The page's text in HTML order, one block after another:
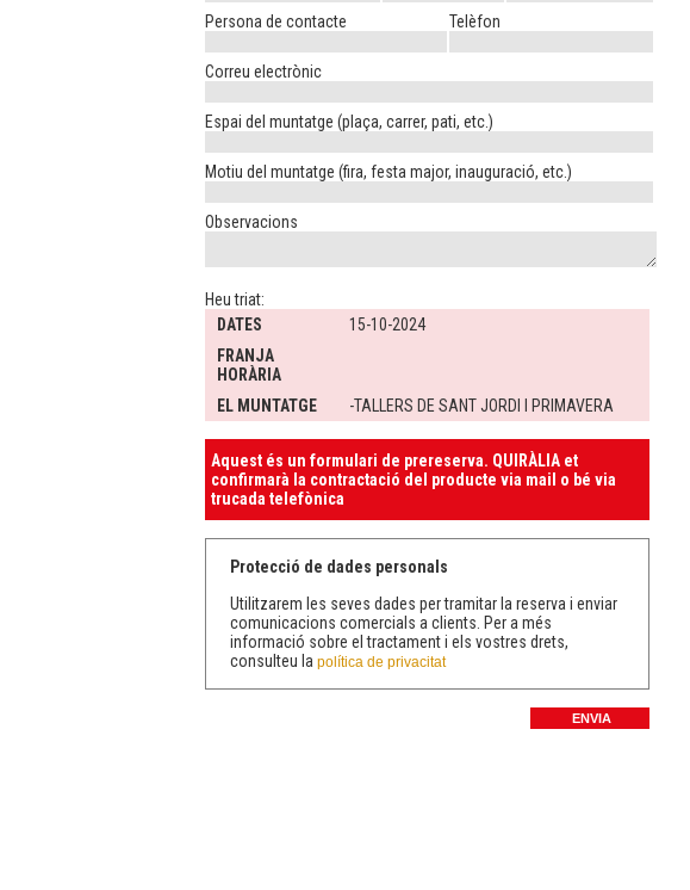
Persona de contacte Telèfon
Correu electrònic
Espai del muntatge (plaça, carrer, pati, etc.)
Motiu del muntatge (fira, festa major, inauguració, etc.)
Observacions
Heu triat:
DATES
15-10-2024
FRANJA
HORÀRIA
EL MUNTATGE
-TALLERS DE SANT JORDI I PRIMAVERA
Aquest és un formulari de prereserva. QUIRÀLIA et
confirmarà la contractació del producte via mail o bé via
trucada telefònica
Protecció de dades personals
Utilitzarem les seves dades per tramitar la reserva i enviar
comunicacions comercials a clients. Per a més
informació sobre el tractament i els vostres drets,
consulteu la política de privacitat